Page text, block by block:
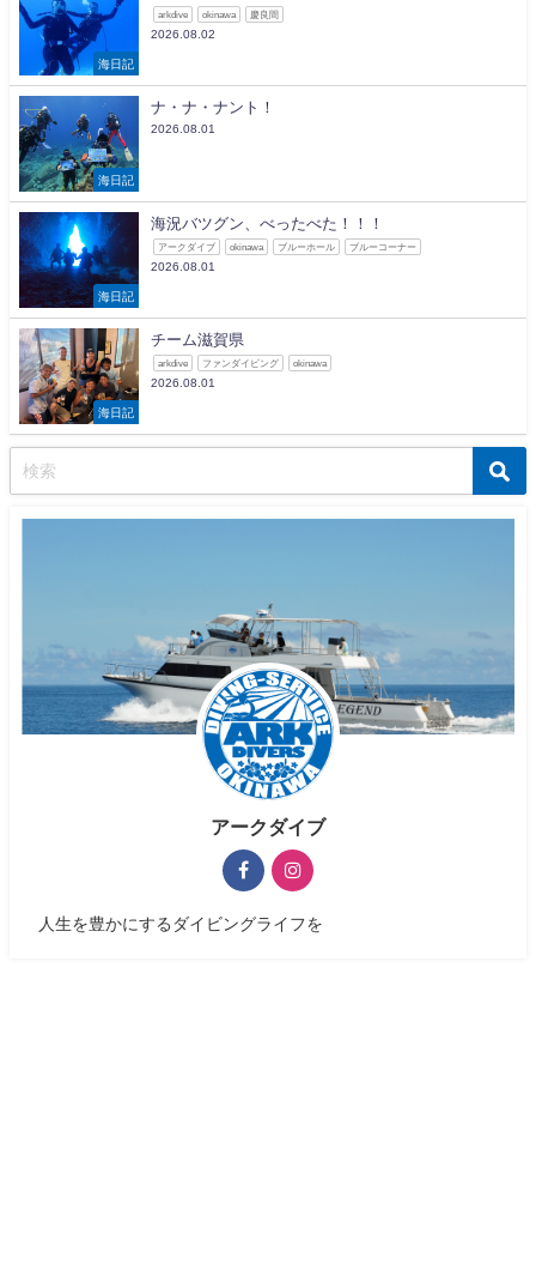
海日記
arkdive okinawa 慶良間
2026.08.02
海日記
ナ・ナ・ナント！
2026.08.01
海日記
海況バツグン、べったべた！！！
アークダイブ okinawa ブルーホール ブルーコーナー
2026.08.01
海日記
チーム滋賀県
arkdive ファンダイビング okinawa
2026.08.01
アークダイブ
人生を豊かにするダイビングライフを